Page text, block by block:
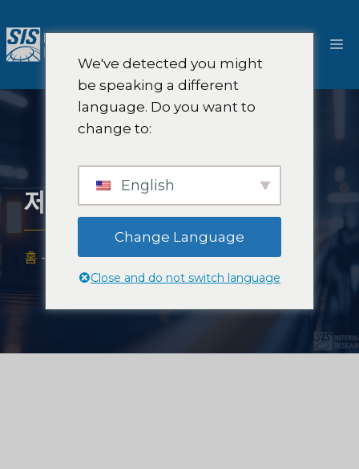
텐
츠
건
기
메
제3자 물류 시장 조사
홈 - 전문적 지식-산업-제3자 물류 시장 조사
We've detected you might
be speaking a different
language. Do you want to
change to:
English
Change Language
Close and do not switch language